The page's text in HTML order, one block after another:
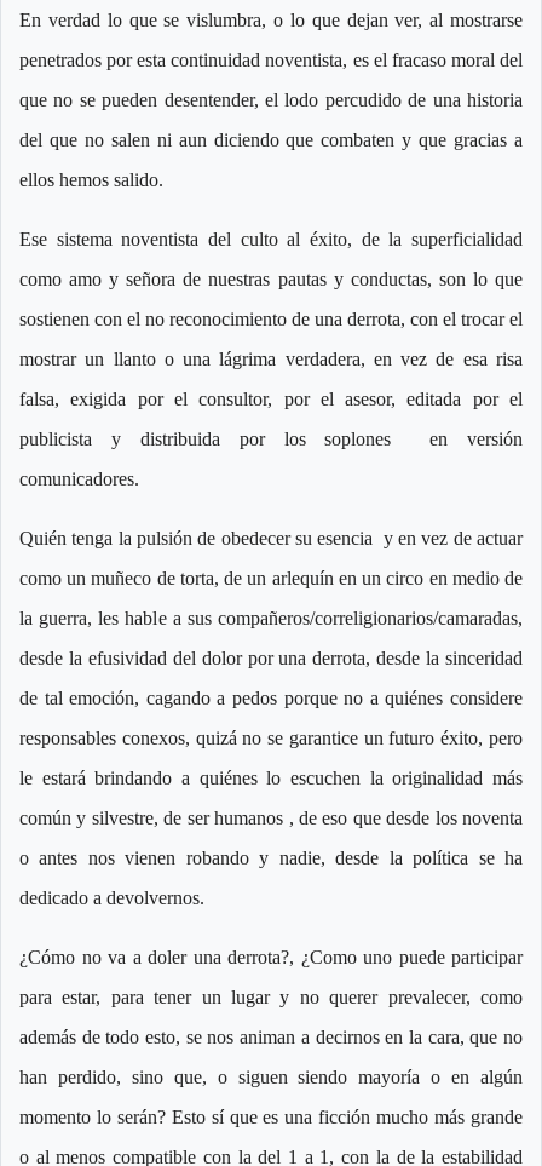
En verdad lo que se vislumbra, o lo que dejan ver, al mostrarse
penetrados por esta continuidad noventista, es el fracaso moral del
que no se pueden desentender, el lodo percudido de una historia
del que no salen ni aun diciendo que combaten y que gracias a
ellos hemos salido.
Ese sistema noventista del culto al éxito, de la superficialidad
como amo y señora de nuestras pautas y conductas, son lo que
sostienen con el no reconocimiento de una derrota, con el trocar el
mostrar un llanto o una lágrima verdadera, en vez de esa risa
falsa, exigida por el consultor, por el asesor, editada por el
publicista y distribuida por los soplones en versión
comunicadores.
Quién tenga la pulsión de obedecer su esencia y en vez de actuar
como un muñeco de torta, de un arlequín en un circo en medio de
la guerra, les hable a sus compañeros/correligionarios/camaradas,
desde la efusividad del dolor por una derrota, desde la sinceridad
de tal emoción, cagando a pedos porque no a quiénes considere
responsables conexos, quizá no se garantice un futuro éxito, pero
le estará brindando a quiénes lo escuchen la originalidad más
común y silvestre, de ser humanos , de eso que desde los noventa
o antes nos vienen robando y nadie, desde la política se ha
dedicado a devolvernos.
¿Cómo no va a doler una derrota?, ¿Como uno puede participar
para estar, para tener un lugar y no querer prevalecer, como
además de todo esto, se nos animan a decirnos en la cara, que no
han perdido, sino que, o siguen siendo mayoría o en algún
momento lo serán? Esto sí que es una ficción mucho más grande
o al menos compatible con la del 1 a 1, con la de la estabilidad